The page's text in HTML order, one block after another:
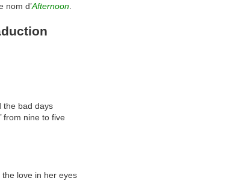
nom d’Afternoon
the bad days
from nine to five
love in her eyes